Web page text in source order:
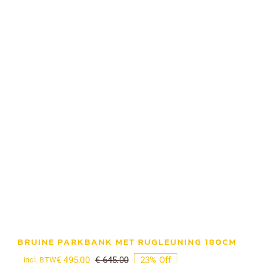
BRUINE PARKBANK MET RUGLEUNING 180CM
€645,00
€ 495,00
incl. BTW 23% Off